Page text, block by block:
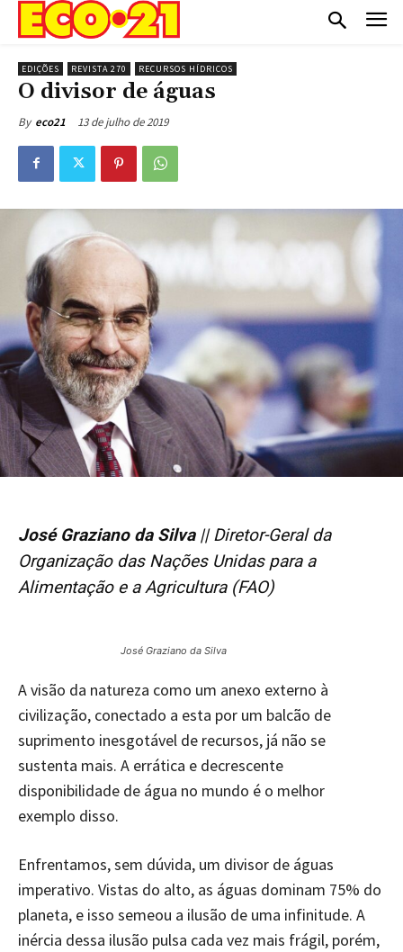
EDIÇÕES REVISTA 270 RECURSOS HÍDRICOS
O divisor de águas
By eco21 13 de julho de 2019
José Graziano da Silva || Diretor-Geral da
Organização das Nações Unidas para a
Alimentação e a Agricultura (FAO)
José Graziano da Silva
A visão da natureza como um anexo externo à
civilização, conectado a esta por um balcão de
suprimento inesgotável de recursos, já não se
sustenta mais. A errática e decrescente
disponibilidade de água no mundo é o melhor
exemplo disso.
Enfrentamos, sem dúvida, um divisor de águas
imperativo. Vistas do alto, as águas dominam 75% do
planeta, e isso semeou a ilusão de uma infinitude. A
inércia dessa ilusão pulsa cada vez mais frágil, porém,